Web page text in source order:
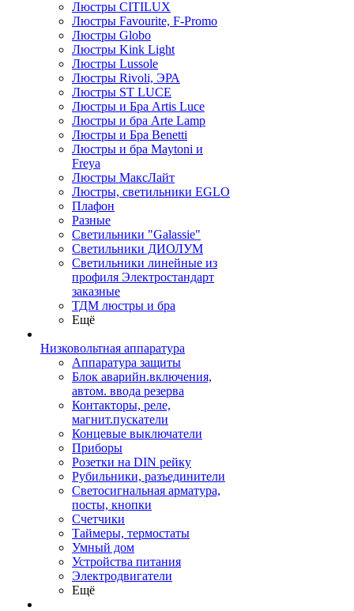
Люстры CITILUX
Люстры Favourite, F-Promo
Люстры Globo
Люстры Kink Light
Люстры Lussole
Люстры Rivoli, ЭРА
Люстры ST LUCE
Люстры и Бра Artis Luce
Люстры и бра Arte Lamp
Люстры и Бра Benetti
Люстры и бра Maytoni и
Freya
Люстры МаксЛайт
Люстры, светильники EGLO
Плафон
Разные
Светильники "Galassie"
Светильники ДИОЛУМ
Светильники линейные из
профиля Электростандарт
заказные
ТДМ люстры и бра
Ещё
Низковольтная аппаратура
Аппаратура защиты
Блок аварийн.включения,
автом. ввода резерва
Контакторы, реле,
магнит.пускатели
Концевые выключатели
Приборы
Розетки на DIN рейку
Рубильники, разъединители
Светосигнальная арматура,
посты, кнопки
Счетчики
Таймеры, термостаты
Умный дом
Устройства питания
Электродвигатели
Ещё